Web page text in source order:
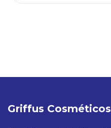
Griffus Cosméticos